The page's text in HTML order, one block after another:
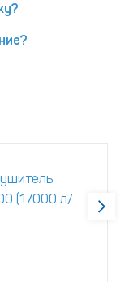
(17000 л/